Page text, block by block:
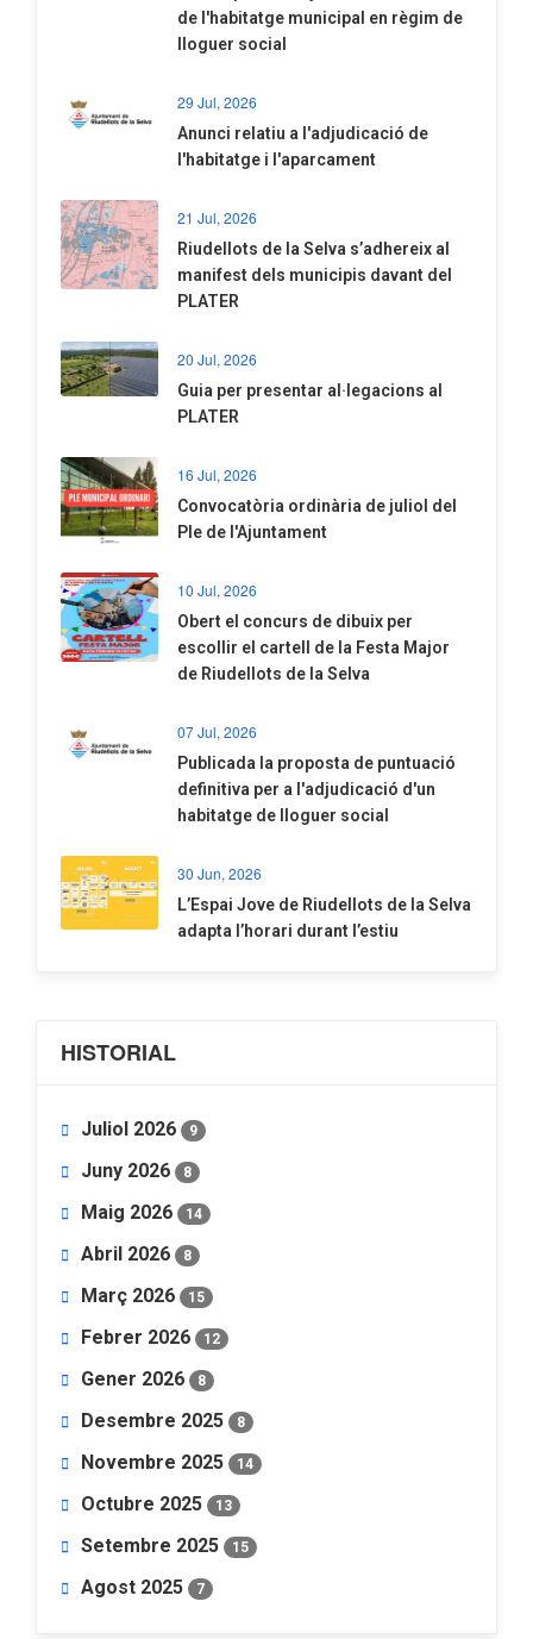
de l'habitatge municipal en règim de
lloguer social
29 Jul, 2026
Anunci relatiu a l'adjudicació de
l'habitatge i l'aparcament
21 Jul, 2026
Riudellots de la Selva s’adhereix al
manifest dels municipis davant del
PLATER
20 Jul, 2026
​Guia per presentar al·legacions al
PLATER
16 Jul, 2026
Convocatòria ordinària de juliol del
Ple de l'Ajuntament
10 Jul, 2026
​Obert el concurs de dibuix per
escollir el cartell de la Festa Major
de Riudellots de la Selva
07 Jul, 2026
​Publicada la proposta de puntuació
definitiva per a l'adjudicació d'un
habitatge de lloguer social
30 Jun, 2026
​L’Espai Jove de Riudellots de la Selva
adapta l’horari durant l’estiu
HISTORIAL
Juliol 2026 9
Juny 2026 8
Maig 2026 14
Abril 2026 8
Març 2026 15
Febrer 2026 12
Gener 2026 8
Desembre 2025 8
Novembre 2025 14
Octubre 2025 13
Setembre 2025 15
Agost 2025 7